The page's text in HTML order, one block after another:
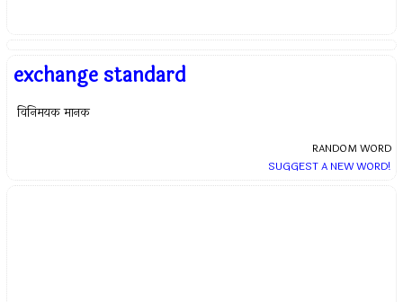
exchange standard
विनिमयक मानक
RANDOM WORD
SUGGEST A NEW WORD!